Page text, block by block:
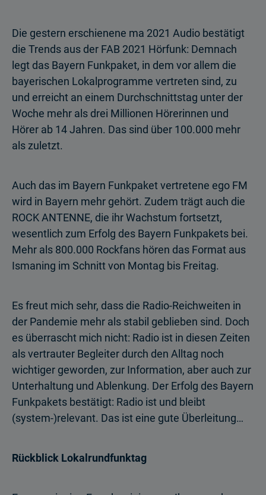
Die gestern erschienene ma 2021 Audio bestätigt
die Trends aus der FAB 2021 Hörfunk: Demnach
legt das Bayern Funkpaket, in dem vor allem die
bayerischen Lokalprogramme vertreten sind, zu
und erreicht an einem Durchschnittstag unter der
Woche mehr als drei Millionen Hörerinnen und
Hörer ab 14 Jahren. Das sind über 100.000 mehr
als zuletzt.
Auch das im Bayern Funkpaket vertretene ego FM
wird in Bayern mehr gehört. Zudem trägt auch die
ROCK ANTENNE, die ihr Wachstum fortsetzt,
wesentlich zum Erfolg des Bayern Funkpakets bei.
Mehr als 800.000 Rockfans hören das Format aus
Ismaning im Schnitt von Montag bis Freitag.
Es freut mich sehr, dass die Radio-Reichweiten in
der Pandemie mehr als stabil geblieben sind. Doch
es überrascht mich nicht: Radio ist in diesen Zeiten
als vertrauter Begleiter durch den Alltag noch
wichtiger geworden, zur Information, aber auch zur
Unterhaltung und Ablenkung. Der Erfolg des Bayern
Funkpakets bestätigt: Radio ist und bleibt
(system-)relevant. Das ist eine gute Überleitung…
Rückblick Lokalrundfunktag